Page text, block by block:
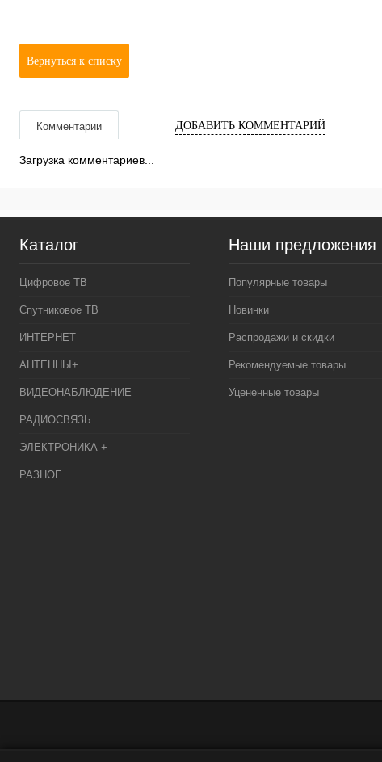
Вернуться к списку
Комментарии ДОБАВИТЬ КОММЕНТАРИЙ
Загрузка комментариев...
Каталог
Цифровое ТВ
Спутниковое ТВ
ИНТЕРНЕТ
АНТЕННЫ+
ВИДЕОНАБЛЮДЕНИЕ
РАДИОСВЯЗЬ
ЭЛЕКТРОНИКА +
РАЗНОЕ
Наши предложения
Популярные товары
Новинки
Распродажи и скидки
Рекомендуемые товары
Уцененные товары